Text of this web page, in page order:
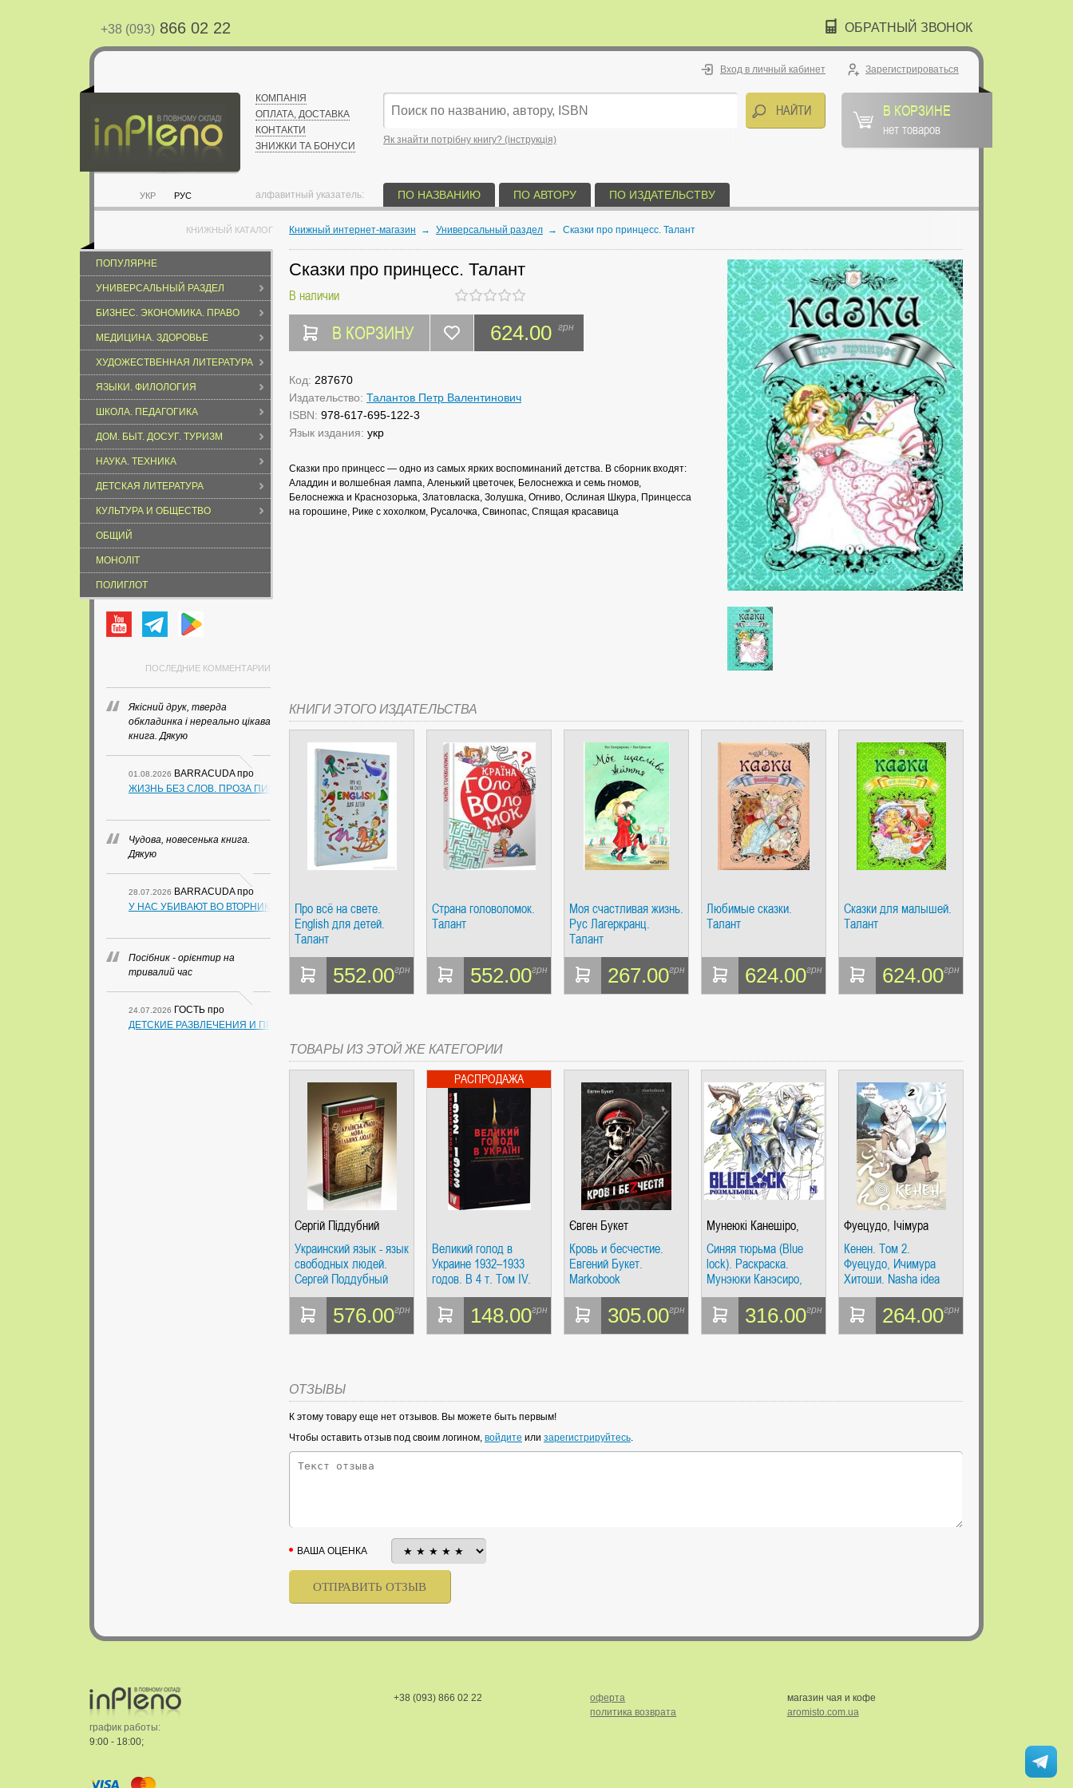
+38 (093) 866 02 22 ОБРАТНЫЙ ЗВОНОК
УКР РУС
КОМПАНІЯ
ОПЛАТА, ДОСТАВКА
КОНТАКТИ
ЗНИЖКИ ТА БОНУСИ
Вход в личный кабинет Зарегистрироваться
Як знайти потрібну книгу? (інструкція)
В КОРЗИНЕ
нет товаров
алфавитный указатель: ПО НАЗВАНИЮ ПО АВТОРУ ПО ИЗДАТЕЛЬСТВУ
КНИЖНЫЙ КАТАЛОГ
ПОПУЛЯРНЕ
УНИВЕРСАЛЬНЫЙ РАЗДЕЛ
БИЗНЕС. ЭКОНОМИКА. ПРАВО
МЕДИЦИНА. ЗДОРОВЬЕ
ХУДОЖЕСТВЕННАЯ ЛИТЕРАТУРА
ЯЗЫКИ. ФИЛОЛОГИЯ
ШКОЛА. ПЕДАГОГИКА
ДОМ. БЫТ. ДОСУГ. ТУРИЗМ
НАУКА. ТЕХНИКА
ДЕТСКАЯ ЛИТЕРАТУРА
КУЛЬТУРА И ОБЩЕСТВО
ОБЩИЙ
МОНОЛІТ
ПОЛИГЛОТ
ПОСЛЕДНИЕ КОММЕНТАРИИ
Якісний друк, тверда
обкладинка і нереально цікава
книга. Дякую
01.08.2026 BARRACUDAпро
ЖИЗНЬ БЕЗ СЛОВ. ПРОЗА ПИСАТЕЛЕЙ ИЗ ГУАНСИ. ГИПЕРИОН
Чудова, новесенька книга.
Дякую
28.07.2026 BARRACUDAпро
У НАС УБИВАЮТ ВО ВТОРНИК. СЛАПОВСКИЙ О.И. ВРЕМЯ
Посібник - орієнтир на
тривалий час
24.07.2026 ГОСТЬ про
ДЕТСКИЕ РАЗВЛЕЧЕНИЯ И ПРАЗДНИКИ (В СХЕМАХ, ТАБЛИЦАХ, ОПРЕДЕЛЕНИЯХ, СЦЕНАРИЯХ). АНТОНИНА ШЕВЧУК. МАНДРИВЕЦ
Книжный интернет-магазин → Универсальный раздел → Сказки про принцесс. Талант
Сказки про принцесс. Талант
В наличии
В КОРЗИНУ 624.00 грн
Код: 287670
Издательство: Талантов Петр Валентинович
ISBN: 978-617-695-122-3
Язык издания: укр
Сказки про принцесс — одно из самых ярких воспоминаний детства. В сборник входят:
Аладдин и волшебная лампа, Аленький цветочек, Белоснежка и семь гномов,
Белоснежка и Краснозорька, Златовласка, Золушка, Огниво, Ослиная Шкура, Принцесса
на горошине, Рике с хохолком, Русалочка, Свинопас, Спящая красавица
КНИГИ ЭТОГО ИЗДАТЕЛЬСТВА
Про всё на свете.
English для детей.
Талант
552.00грн
Страна головоломок.
Талант
552.00грн
Моя счастливая жизнь.
Рус Лагеркранц.
Талант
267.00грн
Любимые сказки.
Талант
624.00грн
Сказки для малышей.
Талант
624.00грн
ТОВАРЫ ИЗ ЭТОЙ ЖЕ КАТЕГОРИИ
Сергій Піддубний
Украинский язык - язык
свободных людей.
Сергей Поддубный
576.00грн
Великий голод в
Украине 1932–1933
годов. В 4 т. Том IV.
Отчет Конгрессно-
президентской
Комиссии США.
(Исполнительный
148.00грн
Євген Букет
Кровь и бесчестие.
Евгений Букет.
Markobook
305.00грн
Мунеюкі Канешіро,
Юске Номура
Синяя тюрьма (Blue
lock). Раскраска.
Мунэюки Канэсиро,
Юскэ Номура. Nasha
idea
316.00грн
Фуецудо, Ічімура
Хітоші
Кенен. Том 2.
Фуецудо, Ичимура
Хитоши. Nasha idea
264.00грн
ОТЗЫВЫ
К этому товару еще нет отзывов. Вы можете быть первым!
Чтобы оставить отзыв под своим логином, войдите или зарегистрируйтесь
ВАША ОЦЕНКА
график работы:
9:00 - 18:00;
+38 (093) 866 02 22
оферта
политика возврата
магазин чая и кофе
aromisto.com.ua